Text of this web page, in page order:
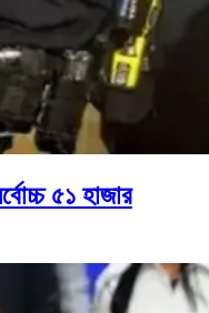
৫১ হাজার